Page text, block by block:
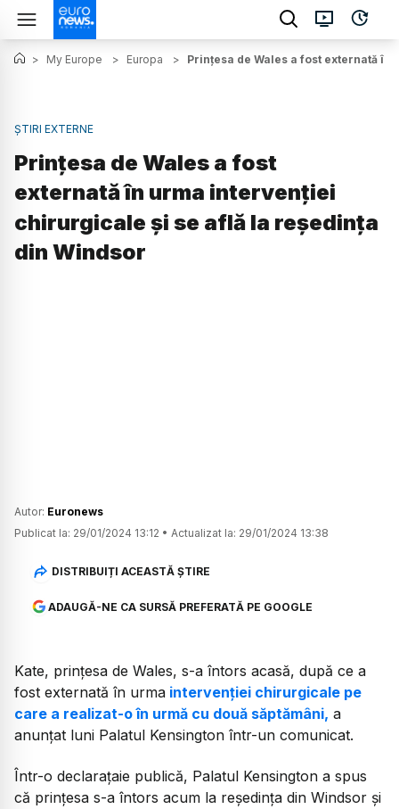
> My Europe > Europa > Prinţesa de Wales a fost externată
ȘTIRI EXTERNE
Prinţesa de Wales a fost
externată în urma intervenției
chirurgicale și se află la reședința
din Windsor
Autor: Euronews
Publicat la: 29/01/2024 13:12 • Actualizat la: 29/01/2024 13:38
DISTRIBUIȚI ACEASTĂ ȘTIRE
ADAUGĂ-NE CA SURSĂ PREFERATĂ PE GOOGLE
Kate, prinţesa de Wales, s-a întors acasă, după ce a
fost externată în urma intervenției chirurgicale pe
care a realizat-o în urmă cu două săptămâni, a
anunţat luni Palatul Kensington într-un comunicat.
Într-o declarațaie publică, Palatul Kensington a spus
că prințesa s-a întors acum la reședința din Windsor și